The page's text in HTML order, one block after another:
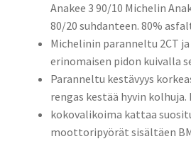
Anakee 3 90/10 Michelin
80/20 suhdanteen. 80%
Michelinin paranneltu 2CT ja
erinomaisen pidon kuivalla
Paranneltu kestävyys
rengas kestää hyvin
kokovalikoima kattaa
moottoripyörät sisältäen